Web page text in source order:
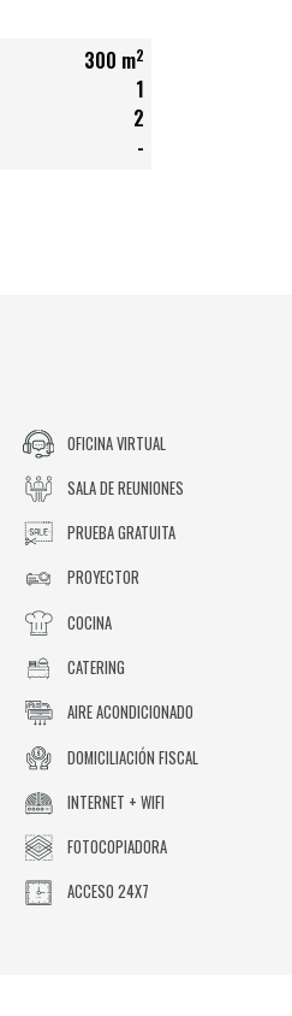
300 m2
1
2
-
OFICINA VIRTUAL
SALA DE REUNIONES
PRUEBA GRATUITA
PROYECTOR
COCINA
CATERING
AIRE ACONDICIONADO
DOMICILIACIÓN FISCAL
INTERNET + WIFI
FOTOCOPIADORA
ACCESO 24X7